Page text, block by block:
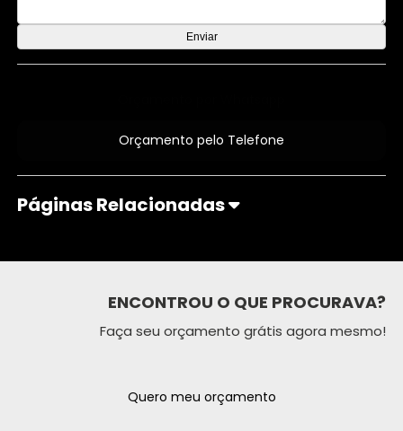
Orçamento pelo Telefone
Páginas Relacionadas
ENCONTROU O QUE PROCURAVA?
Faça seu orçamento grátis agora mesmo!
Quero meu orçamento